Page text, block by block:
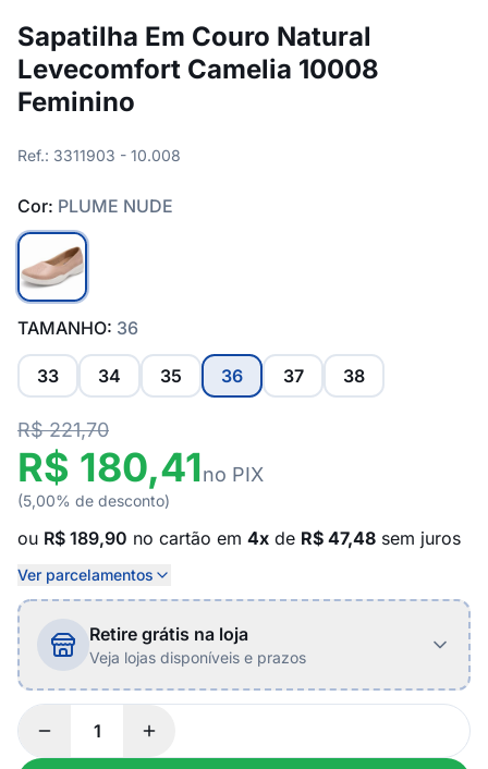
Sapatilha Em Couro Natural
Levecomfort Camelia 10008
Feminino
Ref.: 3311903 - 10.008
Cor: PLUME NUDE
TAMANHO: 36
33 34 35 36 37 38
R$ 221,70
R$ 180,41no PIX
(5,00% de desconto)
ou R$ 189,90 no cartão em 4x de R$ 47,48 sem juros
Ver parcelamentos
Retire grátis na loja
Veja lojas disponíveis e prazos